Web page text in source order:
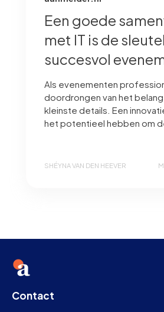
Een goede
met IT is de
succesvol
Als evenementen
doordrongen van het
kleinste details. Een
het potentieel hebben om
SHÉYNA VAN DEN HEEVER
Contact